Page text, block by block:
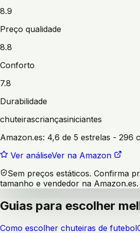
8.9
Preço qualidade
8.8
Conforto
7.8
Durabilidade
chuteirascriançasiniciantes
Amazon.es: 4,6 de 5 estrelas - 296
Ver análiseVer na Amazon
Sem preços estáticos. Confirma
tamanho e vendedor na Amazon.es.
Guias para escolher
Como escolher chuteiras de futebol